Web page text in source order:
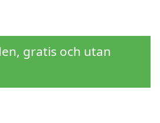
gratis och utan